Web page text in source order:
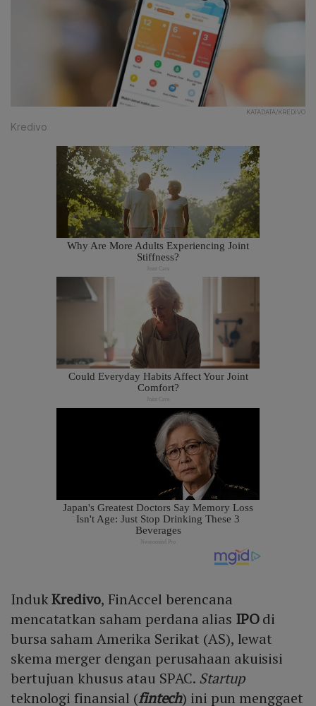
KATADATA/KREDIVO
Kredivo
IndukKredivo, FinAccel berencana
mencatatkan saham perdana alias IPOdi
bursa saham Amerika Serikat (AS), lewat
skema merger dengan perusahaan akuisisi
bertujuan khusus atau SPAC. Startup
teknologi finansial (fintech) ini pun menggaet